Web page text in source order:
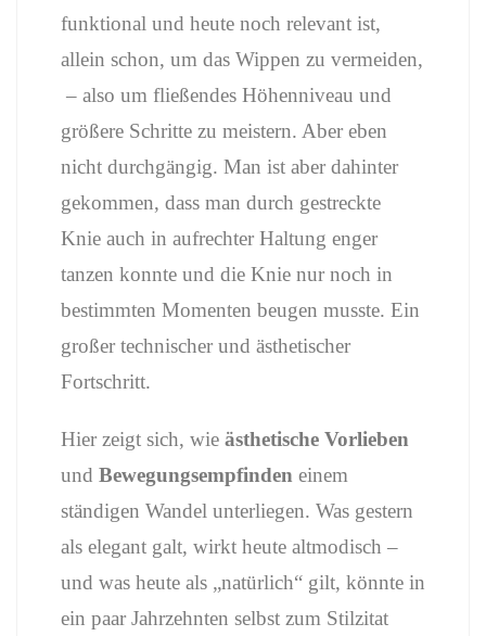
funktional und heute noch relevant ist,
allein schon, um das Wippen zu vermeiden,
– also um fließendes Höhenniveau und
größere Schritte zu meistern. Aber eben
nicht durchgängig. Man ist aber dahinter
gekommen, dass man durch gestreckte
Knie auch in aufrechter Haltung enger
tanzen konnte und die Knie nur noch in
bestimmten Momenten beugen musste. Ein
großer technischer und ästhetischer
Fortschritt.
Hier zeigt sich, wie ästhetische Vorlieben
und Bewegungsempfinden einem
ständigen Wandel unterliegen. Was gestern
als elegant galt, wirkt heute altmodisch –
und was heute als „natürlich“ gilt, könnte in
ein paar Jahrzehnten selbst zum Stilzitat